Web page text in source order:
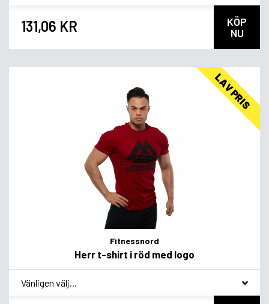
131,06 KR
KÖP
NU
LAV PRIS
Fitnessnord
Herr t-shirt i röd med logo
* Smagsvariant